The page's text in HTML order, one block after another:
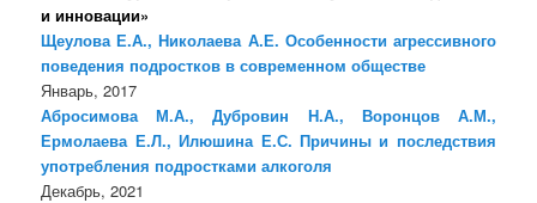
и инновации»
Щеулова Е.А., Николаева А.Е. Особенности агрессивного
поведения подростков в современном обществе
Январь, 2017
Абросимова М.А., Дубровин Н.А., Воронцов А.М.,
Ермолаева Е.Л., Илюшина Е.С. Причины и последствия
употребления подростками алкоголя
Декабрь, 2021